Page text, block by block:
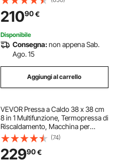
Officina Manuale Corpo in Acciaio
al Carbonio Altezza Regolabile tra
40-705 mm
21090€
Disponibile
Consegna:non appena Sab.
Ago. 15
Aggiungi al carrello
VEVOR Pressa a Caldo 38 x 38 cm
8 in 1 Multifunzione, Termopressa di
Riscaldamento, Macchina per
Pressa a Caldo a Sublimazione per
Magliette, Trasferimento Termico,
Nero
(74)
22990€